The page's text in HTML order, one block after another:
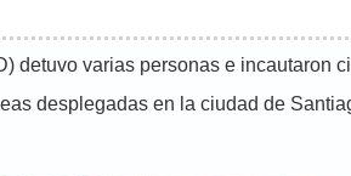
detuvo varias personas e incautaron
desplegadas en la ciudad de